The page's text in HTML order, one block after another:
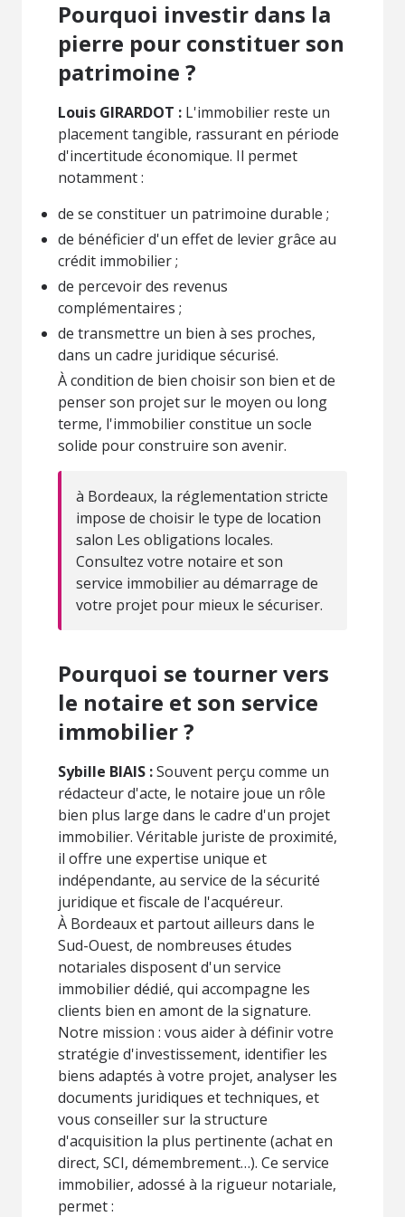
Pourquoi investir dans la
pierre pour constituer son
patrimoine ?
Louis GIRARDOT : L'immobilier reste un
placement tangible, rassurant en période
d'incertitude économique. Il permet
notamment :
de se constituer un patrimoine durable ;
de bénéficier d'un effet de levier grâce au
crédit immobilier ;
de percevoir des revenus
complémentaires ;
de transmettre un bien à ses proches,
dans un cadre juridique sécurisé.
À condition de bien choisir son bien et de
penser son projet sur le moyen ou long
terme, l'immobilier constitue un socle
solide pour construire son avenir.
à Bordeaux, la réglementation stricte
impose de choisir le type de location
salon Les obligations locales.
Consultez votre notaire et son
service immobilier au démarrage de
votre projet pour mieux le sécuriser.
Pourquoi se tourner vers
le notaire et son service
immobilier ?
Sybille BIAIS :Souvent perçu comme un
rédacteur d'acte, le notaire joue un rôle
bien plus large dans le cadre d'un projet
immobilier. Véritable juriste de proximité,
il offre une expertise unique et
indépendante, au service de la sécurité
juridique et fiscale de l'acquéreur.
À Bordeaux et partout ailleurs dans le
Sud-Ouest, de nombreuses études
notariales disposent d'un service
immobilier dédié, qui accompagne les
clients bien en amont de la signature.
Notre mission : vous aider à définir votre
stratégie d'investissement, identifier les
biens adaptés à votre projet, analyser les
documents juridiques et techniques, et
vous conseiller sur la structure
d'acquisition la plus pertinente (achat en
direct, SCI, démembrement…). Ce service
immobilier, adossé à la rigueur notariale,
permet :